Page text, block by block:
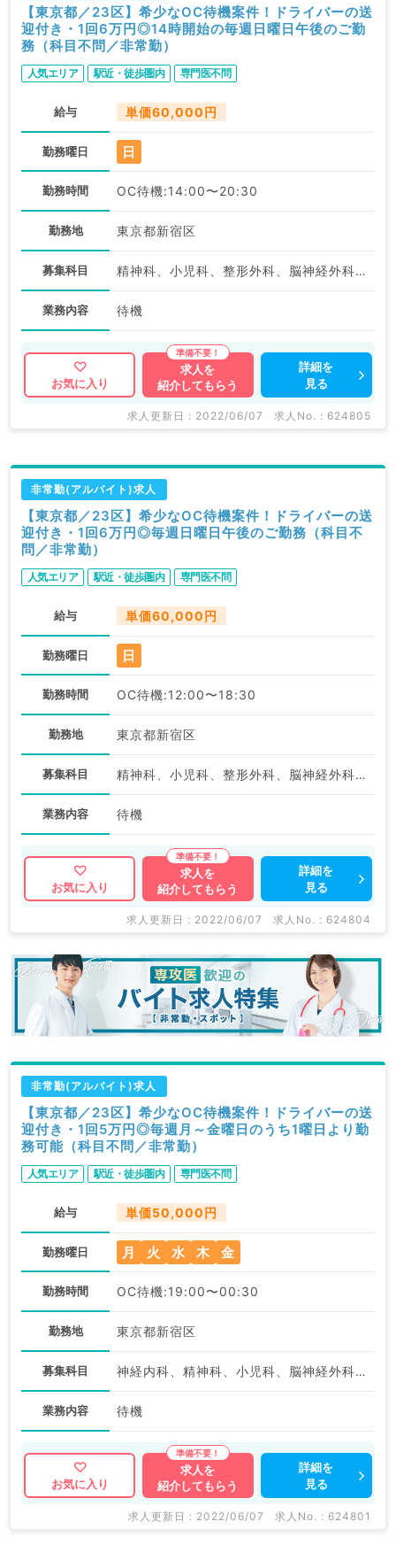
【東京都／23区】希少なOC待機案件！ドライバーの送
迎付き・1回6万円◎14時開始の毎週日曜日午後のご勤
務（科目不問／非常勤）
人気エリア 駅近・徒歩圏内 専門医不問
給与 単価60,000円
勤務曜日 日
勤務時間 OC待機:14:00〜20:30
勤務地 東京都新宿区
募集科目 精神科、小児科、整形外科、脳神経外科、心臓血管外科、皮膚科、産婦人科、眼科、耳鼻咽喉科、放射線科、麻酔科、一般内科、外科系全般、一般外科、消化器外科、美容皮膚科
業務内容 待機
お気に入り
求人を
紹介してもらう
詳細を
見る
求人更新日 : 2022/06/07 求人No. : 624805
非常勤(アルバイト)求人
【東京都／23区】希少なOC待機案件！ドライバーの送
迎付き・1回6万円◎毎週日曜日午後のご勤務（科目不
問／非常勤）
人気エリア 駅近・徒歩圏内 専門医不問
給与 単価60,000円
勤務曜日 日
勤務時間 OC待機:12:00〜18:30
勤務地 東京都新宿区
募集科目 精神科、小児科、整形外科、脳神経外科、心臓血管外科、皮膚科、産婦人科、眼科、耳鼻咽喉科、放射線科、麻酔科、一般内科、外科系全般、一般外科、消化器外科、美容皮膚科
業務内容 待機
お気に入り
求人を
紹介してもらう
詳細を
見る
求人更新日 : 2022/06/07 求人No. : 624804
非常勤(アルバイト)求人
【東京都／23区】希少なOC待機案件！ドライバーの送
迎付き・1回5万円◎毎週月～金曜日のうち1曜日より勤
務可能（科目不問／非常勤）
人気エリア 駅近・徒歩圏内 専門医不問
給与 単価50,000円
勤務曜日 月 火 水 木 金
勤務時間 OC待機:19:00〜00:30
勤務地 東京都新宿区
募集科目 神経内科、精神科、小児科、脳神経外科、小児外科、皮膚科、産婦人科、婦人科、眼科、耳鼻咽喉科、放射線科、麻酔科、一般内科、循環器内科、呼吸器内科、消化器内科、内分泌・代謝内科、腎臓内科、老年内科、血液内科、外科系全般、一般外科、消化器外科、救急科・ＩＣＵ
業務内容 待機
お気に入り
求人を
紹介してもらう
詳細を
見る
求人更新日 : 2022/06/07 求人No. : 624801